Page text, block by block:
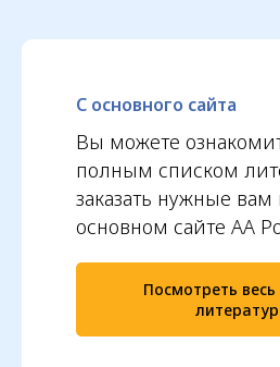
С основного сайта
Вы можете
полным списком
заказать нужные
основном сайте АА
Посмотреть весь